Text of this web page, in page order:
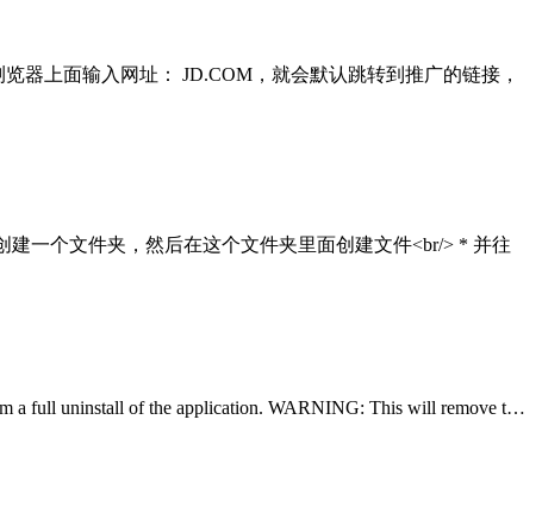
器上面输入网址： JD.COM，就会默认跳转到推广的链接，
创建一个文件夹，然后在这个文件夹里面创建文件<br/> * 并往
a full uninstall of the application. WARNING: This will remove t…